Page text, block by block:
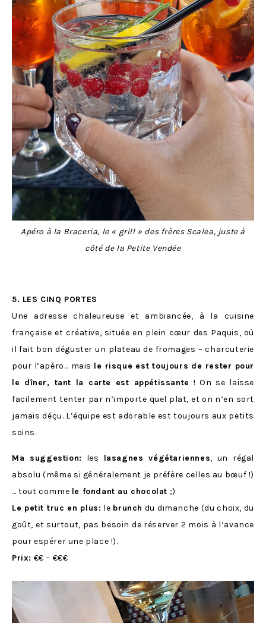
Apéro à la Braceria, le « grill » des frères Scalea, juste à
côté de la Petite Vendée
5. LES CINQ PORTES
Une adresse chaleureuse et ambiancée, à la cuisine
française et créative, située en plein cœur des Paquis, où
il fait bon déguster un plateau de fromages – charcuterie
pour l’apéro… mais le risque est toujours de rester pour
le dîner, tant la carte est appétissante ! On se laisse
facilement tenter par n’importe quel plat, et on n’en sort
jamais déçu. L’équipe est adorable est toujours aux petits
soins.
Ma suggestion: les lasagnes végétariennes, un régal
absolu (même si généralement je préfère celles au bœuf !)
… tout comme le fondant au chocolat ;)
Le petit truc en plus: le brunch du dimanche (du choix, du
goût, et surtout, pas besoin de réserver 2 mois à l’avance
pour espérer une place !).
Prix: €€ – €€€